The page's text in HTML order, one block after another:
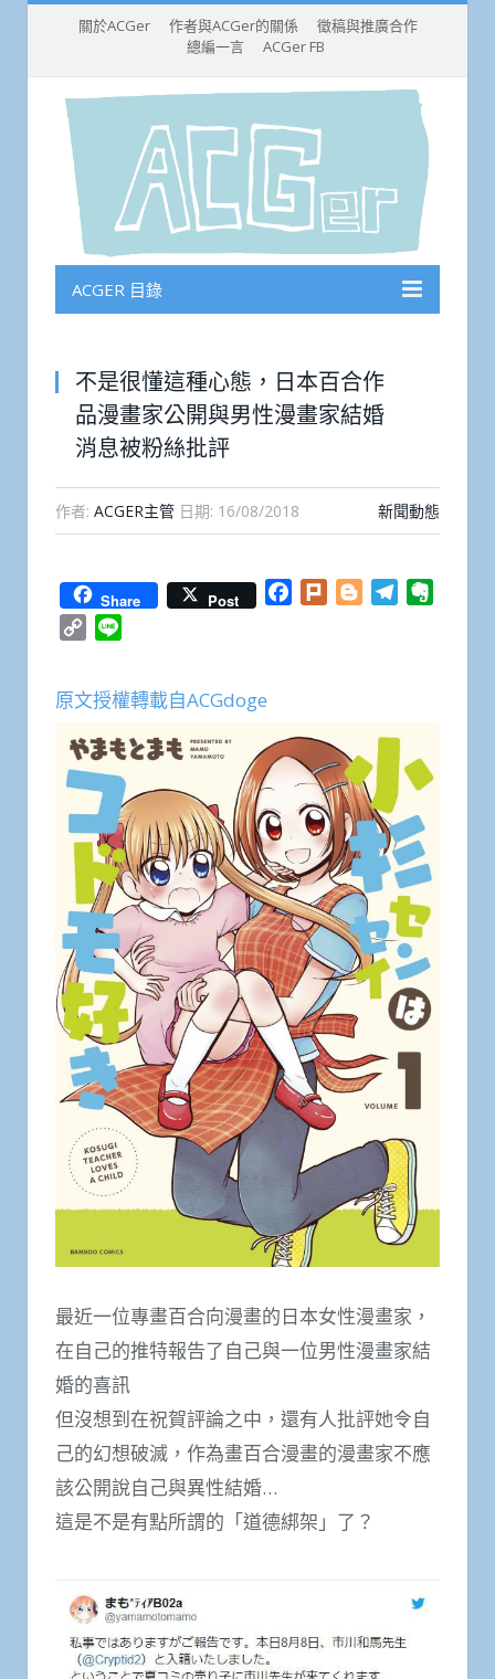
關於ACGer 作者與ACGer的關係
徵稿與推廣合作
總編一言
ACGer FB
ACGER 目錄
不是很懂這種心態，日本百合作
品漫畫家公開與男性漫畫家結婚
消息被粉絲批評
作者: ACGER主管 日期: 16/08/2018 新聞動態
Share Post Facebook
Plurk BloggerTelegram
Copy
原文授權轉載自ACGdoge
最近一位專畫百合向漫畫的日本女性漫畫家，
在自己的推特報告了自己與一位男性漫畫家結
婚的喜訊
但沒想到在祝賀評論之中，還有人批評她令自
己的幻想破滅，作為畫百合漫畫的漫畫家不應
該公開說自己與異性結婚…
這是不是有點所謂的「道德綁架」了？